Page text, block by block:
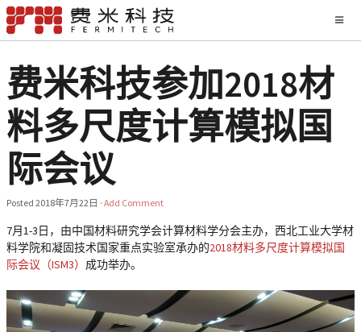
费米科技参加2018材
料多尺度计算模拟国
际会议
Posted 2018年7月22日 · Add Comment
7月1-3日，由中国材料研究学会计算材料学分会主办，西北工业大学材
料学院和凝固技术国家重点实验室承办的2018材料多尺度计算模拟国
际会议（ISM3） 成功举办。